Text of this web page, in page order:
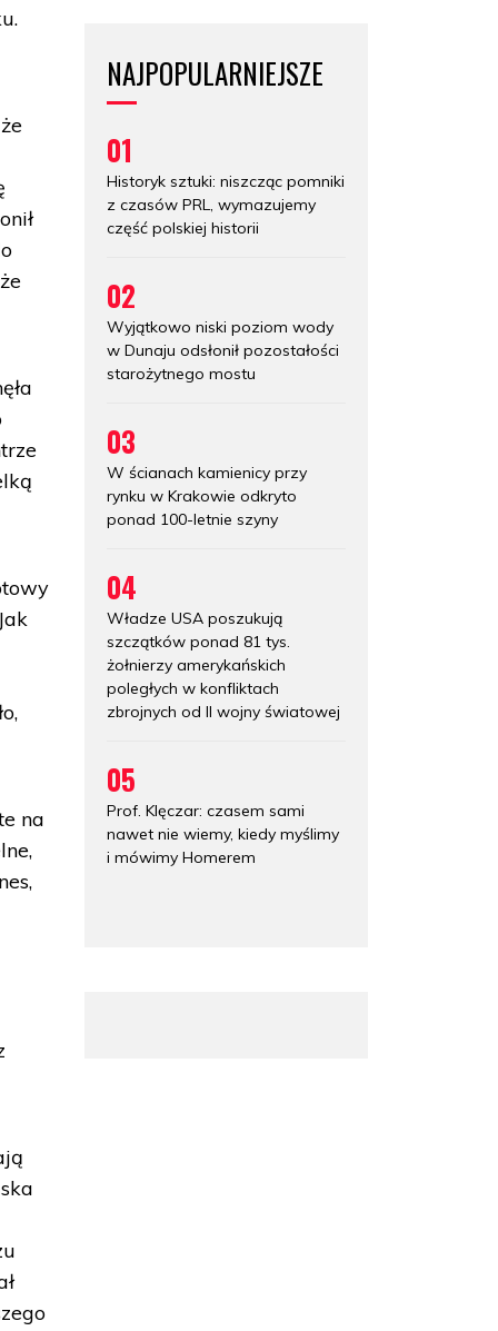
na
NAJPOPULARNIEJSZE
01
Historyk sztuki: niszcząc pomniki
z czasów PRL, wymazujemy
część polskiej historii
02
Wyjątkowo niski poziom wody
w Dunaju odsłonił pozostałości
starożytnego mostu
03
W ścianach kamienicy przy
rynku w Krakowie odkryto
ponad 100-letnie szyny
04
Władze USA poszukują
szczątków ponad 81 tys.
żołnierzy amerykańskich
poległych w konfliktach
zbrojnych od II wojny światowej
05
Prof. Klęczar: czasem sami
nawet nie wiemy, kiedy myślimy
i mówimy Homerem